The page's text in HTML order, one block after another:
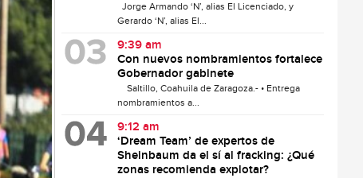
Jorge Armando ‘N’, alias El Licenciado, y
Gerardo ‘N’, alias El...
9:39 am
Con nuevos nombramientos fortalece
Gobernador gabinete
Saltillo, Coahuila de Zaragoza.- • Entrega
nombramientos a...
9:12 am
‘Dream Team’ de expertos de
Sheinbaum da el sí al fracking: ¿Qué
zonas recomienda explotar?